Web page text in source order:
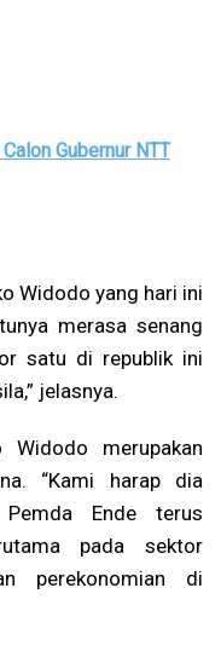
Gubernur NTT
Widodo yang hari ini
merasa senang
satu di republik ini
jelasnya.
Widodo merupakan
“Kami harap dia
Ende terus
pada sektor
perekonomian di